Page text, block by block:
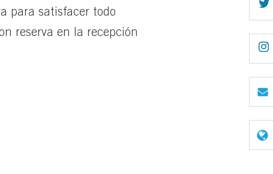
para satisfacer todo
reserva en la recepción